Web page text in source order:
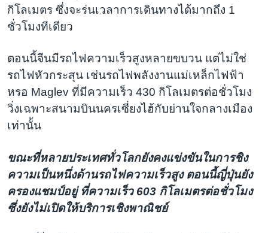
กิโลเมตร ซึ่งจะร่นเวลาการเดินทางได้มากถึง 1
ชั่วโมงทีเดียว
ตอนนี้จีนมีรถไฟความเร็วสูงหลายขบวน แต่ไม่ใช่
รถไฟหัวกระสุน เช่นรถไฟพลังงานแม่เหล็กไฟฟ้า
หรอ Maglev ที่มีความเร็ว 430 กิโลเมตรต่อชั่วโมง
วิ่งเฉพาะสนามบินนครเซี่ยงไฮ้กับย่านใจกลางเมือง
เท่านั้น
ขณะที่หลายประเทศทั่วโลกยังคงแข่งขันในการชิง
ความเป็นหนึ่งด้านรถไฟความเร็วสูง ตอนนี้ญี่ปุ่นยัง
ครองแชมป์อยู่ ที่ความเร็ว 603 กิโลเมตรต่อชั่วโมง
ซึ่งยังไม่เปิดให้บริการเชิงพาณิชย์